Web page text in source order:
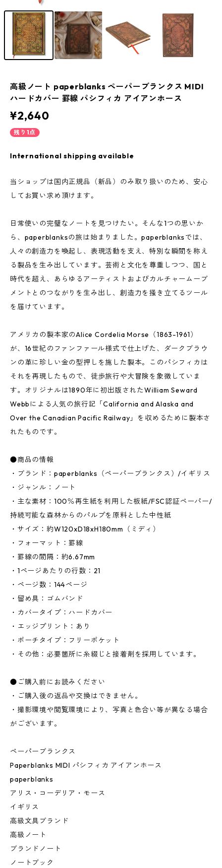
高級ノート paperblanks ペーパーブランクス MIDI
ハードカバー 罫線 パシフィカ アイアンホース
¥2,640
残り1点
International shipping available
当ショップは国内正規品（新品）のみ取り扱いのため、安心
してお買い求め頂けます。
日常使いの完璧なノートを見つけたい。そんな1つの思いか
ら、paperblanksの旅は始まりました。paperblanksでは、
人々の創造力を喚起し、表現活動を支え、特別な瞬間を称え
る製品を生み出しています。芸術と文化を尊重しつつ、国と
時代を超え、あらゆるアーティストおよびカルチャームーブ
メントとのつながりを生み出し、創造力を掻き立てるツール
を届けています。
アメリカの製本家のAlice Cordelia Morse（1863-1961）
が、16世紀のファンファール様式で仕上げた、ダークブラウ
ンの革に珍しい金の型押しを施した製本。このパシフィカは
それを再現したもので、徒歩旅行や大冒険を象徴していま
す。オリジナルは1890年に初出版されたWilliam Seward
Webbによる人気の旅行記「California and Alaska and
Over the Canadian Pacific Railway」を収めるために製本さ
れたものです。
●商品の情報
・ブランド：paperblanks（ペーパーブランクス）/イギリス
・ジャンル：ノート
・主な素材：100％再生紙を利用した板紙/FSC認証ペーパー/
持続可能な森林からのパルプを原料とした中性紙
・サイズ：約W120xD18xH180mm（ミディ）
・フォーマット：罫線
・罫線の間隔：約6.67mm
・1ページあたりの行数：21
・ページ数：144ページ
・留め具：ゴムバンド
・カバータイプ：ハードカバー
・エッジプリント：あり
・ポーチタイプ：フリーポケット
・その他：必要箇所に糸綴じと接着剤を採用しています。
●ご購入前にお読みください
・ご購入後の返品や交換はできません。
・撮影環境や閲覧環境により、写真と色合い等が異なる場合
がございます。
ペーパーブランクス
Paperblanks MIDI パシフィカ アイアンホース
paperblanks
アリス・コーデリア・モース
イギリス
高級文具ブランド
高級ノート
ブランドノート
ノートブック